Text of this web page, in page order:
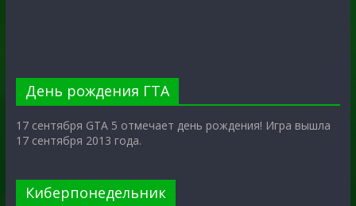
День рождения ГТА
17 сентября GTA 5 отмечает день рождения! Игра вышла
17 сентября 2013 года.
Киберпонедельник